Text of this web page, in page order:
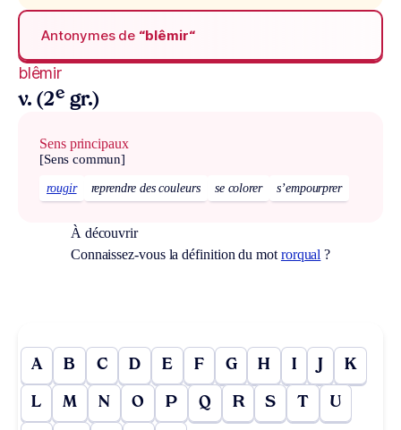
Antonymes de “blêmir“
blêmir
v. (2e gr.)
Sens principaux
[Sens commun]
rougir reprendre des couleurs se colorer s’empourprer
À découvrir
Connaissez-vous la définition du mot rorqual ?
A B C D E F G H I J K
L M N O P Q R S T U